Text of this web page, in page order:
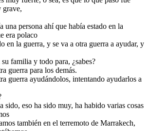
grave,
una persona ahí que había estado en la
era polaco
en la guerra, y se va a otra guerra a ayudar, y
familia y todo para, ¿sabes?
guerra para los demás.
guerra ayudándolos, intentando ayudarlos a
sido, eso ha sido muy, ha habido varias cosas
también en el terremoto de Marrakech,